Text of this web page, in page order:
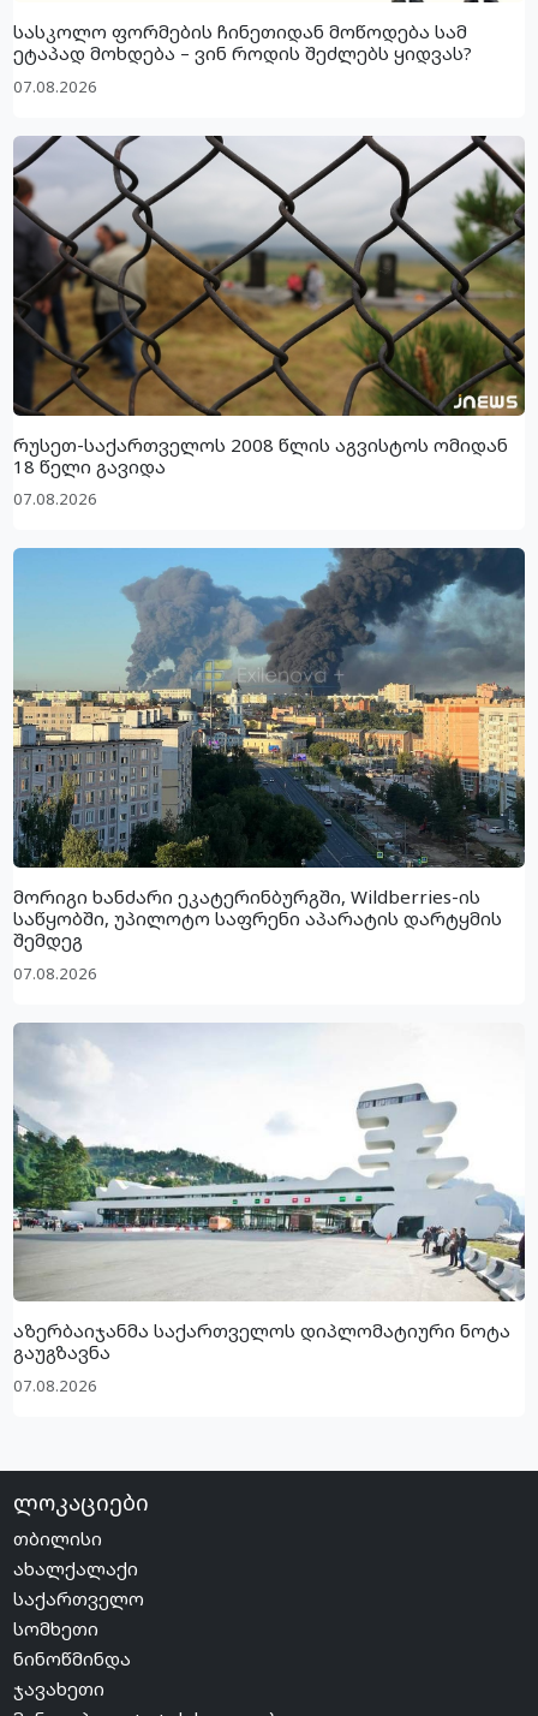
სასკოლო ფორმების ჩინეთიდან მოწოდება სამ
ეტაპად მოხდება – ვინ როდის შეძლებს ყიდვას?
07.08.2026
რუსეთ-საქართველოს 2008 წლის აგვისტოს ომიდან
18 წელი გავიდა
07.08.2026
მორიგი ხანძარი ეკატერინბურგში, Wildberries-ის
საწყობში, უპილოტო საფრენი აპარატის დარტყმის
შემდეგ
07.08.2026
აზერბაიჯანმა საქართველოს დიპლომატიური ნოტა
გაუგზავნა
07.08.2026
ლოკაციები
თბილისი
ახალქალაქი
საქართველო
სომხეთი
ნინოწმინდა
ჯავახეთი